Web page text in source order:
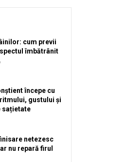
cum previi
îmbătrânit
începe cu
gustului și
sațietate
netezesc
nu repară firul